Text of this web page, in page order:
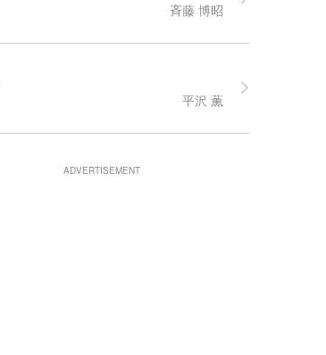
斉藤 博昭
平沢 薫
ADVERTISEMENT